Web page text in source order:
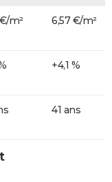
m² 6,57 €/m²
+4,1 %
41 ans